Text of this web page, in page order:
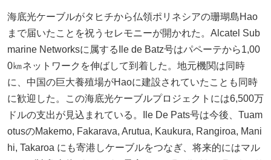
海底光ケーブルがタヒチから仏領ポリネシアの珊瑚島Hao
まで届いたことを祝うセレモニーが開かれた。Alcatel Sub
marine Networksに属するIle de Batz号はパペーテから1,00
0㎞ネットワークを伸ばして到着した。地元機関は同時
に、中国の巨大養殖場がHaoに建設されていたことも同時
に歓迎した。この海底光ケーブルプロジェクトには6,500万
ドルの支出が見込まれている。Ile De Pats号は今後、Tuam
otusのMakemo, Fakarava, Arutua, Kaukura, Rangiroa, Mani
hi, Takaroa にも寄港しケーブルをつなぎ、将来的にはマル